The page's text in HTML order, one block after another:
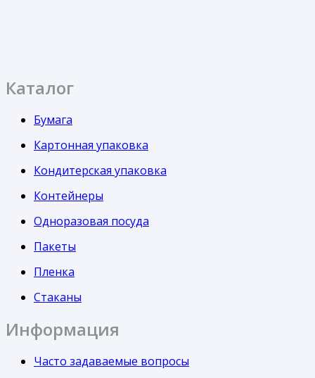
Каталог
Бумага
Картонная упаковка
Кондитерская упаковка
Контейнеры
Одноразовая посуда
Пакеты
Пленка
Стаканы
Информация
Часто задаваемые вопросы